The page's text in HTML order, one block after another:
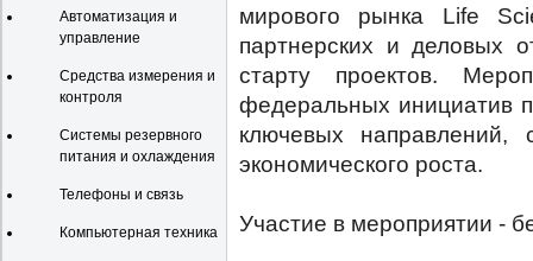
Автоматизация и
управление
Средства измерения и
контроля
Системы резервного
питания и охлаждения
Телефоны и связь
Компьютерная техника
мирового рынка Life
партнерских и деловых
старту проектов.
федеральных инициатив
ключевых направлений,
экономического роста.
Участие в мероприятии -